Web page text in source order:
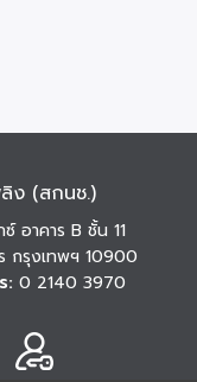
ง (สกนช.)
อาคาร B ชั้น 11
กรุงเทพฯ 10900
: 0 2140 3970